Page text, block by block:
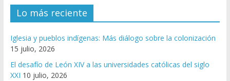
Lo más reciente
Iglesia y pueblos indígenas: Más diálogo sobre la colonización
15 julio, 2026
El desafío de León XIV a las universidades católicas del siglo
XXI 10 julio, 2026